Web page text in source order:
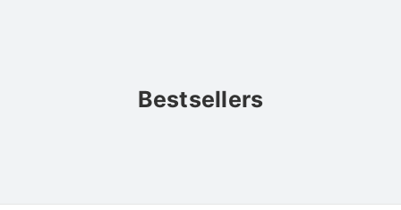
Bestsellers